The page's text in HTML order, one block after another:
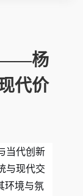
——杨
代价
当代创新
与现代交
环境与氛